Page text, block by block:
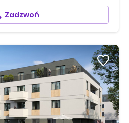
Zadzwoń